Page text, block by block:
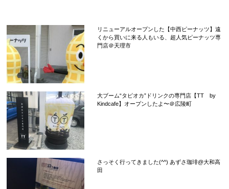
リニューアルオープンした【中西ピーナッツ】遠
くから買いに来る人もいる、超人気ピーナッツ専
門店＠天理市
大ブーム“タピオカ”ドリンクの専門店【TT by
Kindcafe】オープンしたよ〜＠広陵町
さっそく行ってきました(^^) あずさ珈琲@大和高
田